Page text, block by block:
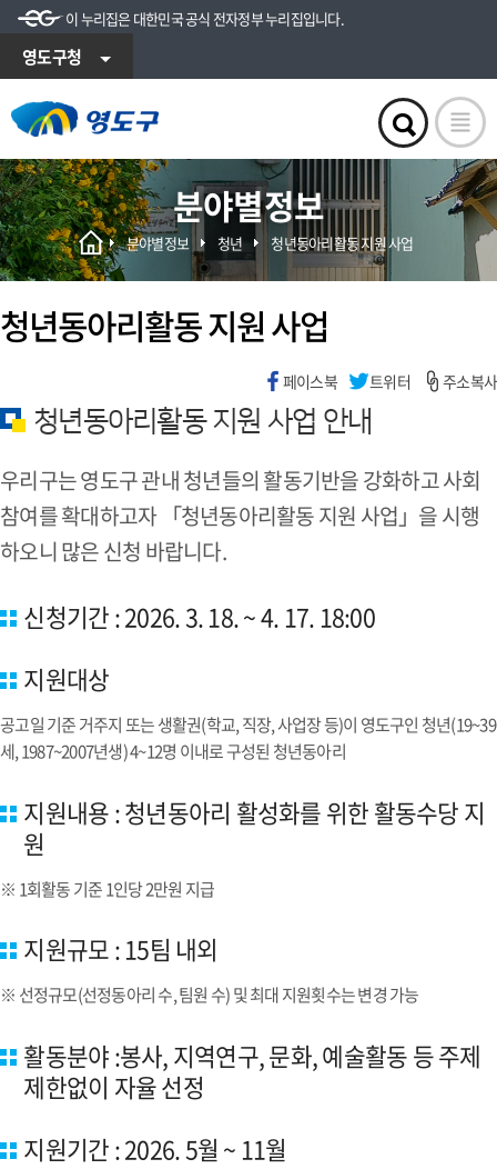
이 누리집은 대한민국 공식 전자정부 누리집입니다.
영도구청
분야별정보
분야별정보 청년 청년동아리활동 지원 사업
청년동아리활동 지원 사업
페이스북 트위터 주소복사
청년동아리활동 지원 사업 안내
우리구는 영도구 관내 청년들의 활동기반을 강화하고 사회
참여를 확대하고자 「청년동아리활동 지원 사업」을 시행
하오니 많은 신청 바랍니다.
신청기간 : 2026. 3. 18. ~ 4. 17. 18:00
지원대상
공고일 기준 거주지 또는 생활권(학교, 직장, 사업장 등)이 영도구인 청년(19~39
세, 1987~2007년생) 4~12명 이내로 구성된 청년동아리
지원내용 : 청년동아리 활성화를 위한 활동수당 지
원
※ 1회활동 기준 1인당 2만원 지급
지원규모 : 15팀 내외
※ 선정규모(선정동아리 수, 팀원 수) 및 최대 지원횟수는 변경 가능
활동분야 :봉사, 지역연구, 문화, 예술활동 등 주제
제한없이 자율 선정
지원기간 : 2026. 5월 ~ 11월